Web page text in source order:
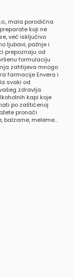
mala porodična
koji ne
već isključivo
ljubavi, pažnje i
prepoznaju od
formulaciju
zahtijeva mnogo
farmacije Envera i
svaki od
zdravlja.
kapi koje
po zaštićenoj
pronaći
balzame, meleme…